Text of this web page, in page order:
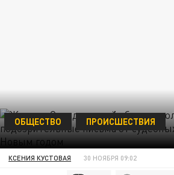
ОБЩЕСТВО ПРОИСШЕСТВИЯ
КСЕНИЯ КУСТОВАЯ 30 НОЯБРЯ 09:02